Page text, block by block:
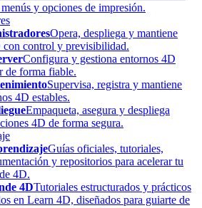
y opciones de impresión.
Opera, despliega y mantiene
con control y previsibilidad.
Configura y gestiona entornos 4D
de forma fiable.
Supervisa, registra y mantiene
4D estables.
Empaqueta, asegura y despliega
4D de forma segura.
Guías oficiales, tutoriales,
y repositorios para acelerar tu
4D.
4DTutoriales estructurados y prácticos
en Learn 4D, diseñados para guiarte de